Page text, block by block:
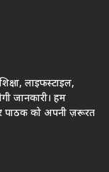
लाइफस्टाइल,
जानकारी। हम
पाठक को अपनी ज़रूरत